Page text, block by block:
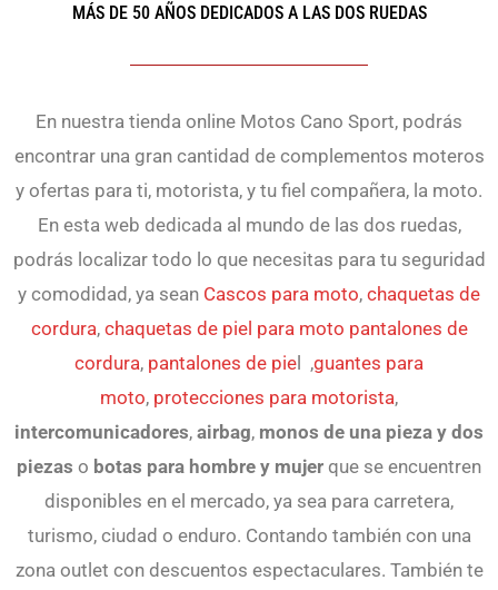
MÁS DE 50 AÑOS DEDICADOS A LAS DOS RUEDAS
En nuestra tienda online Motos Cano Sport, podrás
encontrar una gran cantidad de complementos moteros
y ofertas para ti, motorista, y tu fiel compañera, la moto.
En esta web dedicada al mundo de las dos ruedas,
podrás localizar todo lo que necesitas para tu seguridad
y comodidad, ya sean Cascos para moto, chaquetas de
cordura, chaquetas de piel para moto pantalones de
cordura, pantalones de piel ,guantes para
moto, protecciones para motorista,
intercomunicadores, airbag, monos de una pieza y dos
piezas o botas para hombre y mujer que se encuentren
disponibles en el mercado, ya sea para carretera,
turismo, ciudad o enduro. Contando también con una
zona outlet con descuentos espectaculares. También te